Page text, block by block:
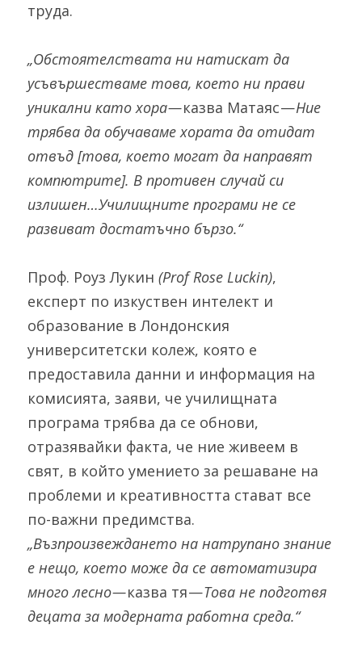
труда.
„Обстоятелствата ни натискат да
усъвършестваме това, което ни прави
уникални като хора — казва Матаяс — Ние
трябва да обучаваме хората да отидат
отвъд [това, което могат да направят
компютрите]. В противен случай си
излишен…Училищните програми не се
развиват достатъчно бързо.“
Проф. Роуз Лукин (Prof Rose Luckin),
експерт по изкуствен интелект и
образование в Лондонския
университетски колеж, която е
предоставила данни и информация на
комисията, заяви, че училищната
програма трябва да се обнови,
отразявайки факта, че ние живеем в
свят, в който умението за решаване на
проблеми и креативността стават все
„Възпроизвеждането на натрупано знание
е нещо, което може да се автоматизира
много лесно — казва тя — Това не подготвя
децата за модерната работна среда.“